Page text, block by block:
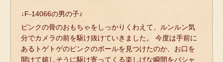
↓F-14066の男の子♪
ピンクの骨のおもちゃをしっかりくわえて、ルンルン気
分でカメラの前を駆け抜けていきました。 今度は手前に
あるトゲトゲのピンクのボールを見つけたのか、お口を
開けて嬉しそうに駆け寄ってくる楽しげな瞬間をパシャ